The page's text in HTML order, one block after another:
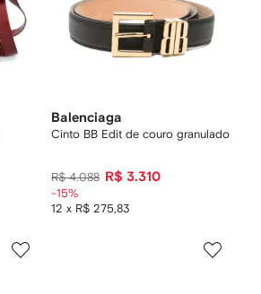
Balenciaga
Cinto BB Edit de couro granulado
R$ 4.088 R$ 3.310
12 x R$ 275,83
-15%